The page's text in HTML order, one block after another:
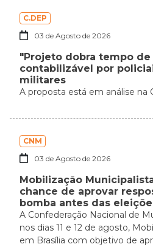
C.DEP
03 de Agosto de 2026
"Projeto dobra tempo
contabilizável por
militares
A proposta está em análise na
CNM
03 de Agosto de 2026
Mobilização
chance de aprovar
bomba antes das
A Confederação Nacional de
nos dias 11 e 12 de agosto,
em Brasília com objetivo de